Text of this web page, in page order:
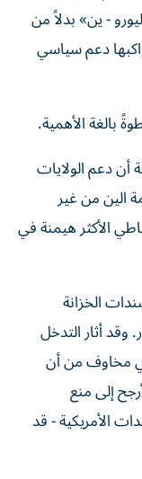
- ين» بدلاً من
دعم سياسي
بالغة الأهمية.
دعم الولايات
الين من غير
الأكثر هيمنة في
الخزانة
31 تريليون دولار. وقد أثار التدخل
مخاوف من أن
إلى منع
الأمريكية - قد